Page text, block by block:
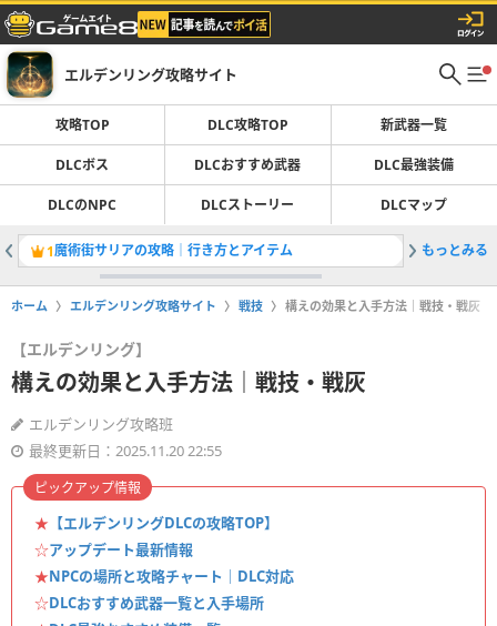
エルデンリング攻略サイト
攻略TOP DLC攻略TOP 新武器一覧
DLCボス DLCおすすめ武器 DLC最強装備
DLCのNPC DLCストーリー DLCマップ
1魔術街サリアの攻略｜行き方とアイテム 2ボス一
もっとみる
ホーム エルデンリング攻略サイト 戦技 構えの効果と入手方法｜戦技・戦灰
【エルデンリング】
構えの効果と入手方法｜戦技・戦灰
エルデンリング攻略班
最終更新日：2025.11.20 22:55
★ 【エルデンリングDLCの攻略TOP】
☆アップデート最新情報
★NPCの場所と攻略チャート｜DLC対応
☆DLCおすすめ武器一覧と入手場所
ピックアップ情報